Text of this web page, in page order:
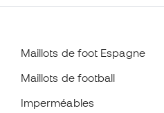
Maillots de foot Espagne
Maillots de football
Imperméables